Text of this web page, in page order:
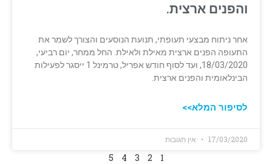
והפנים ארצית.
אחר ניתוח מבצעי תעופתי, תנועת הנוסעים והצורך לשמר את
התעופה הפנים ארצית מאילת ולאילת. החל ממחר, יום רביעי,
18/03/2020, ועד לסוף חודש אפריל, טרמינל 1 ייסגר לפעילות
הבינלאומית והפנים ארצית.
לסיפור המלא>>
17/03/2020 אין תגובות
1
2
3
4
5